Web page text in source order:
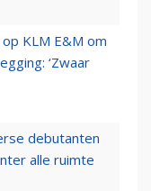
KLM E&M om
‘Zwaar
debutanten
alle ruimte